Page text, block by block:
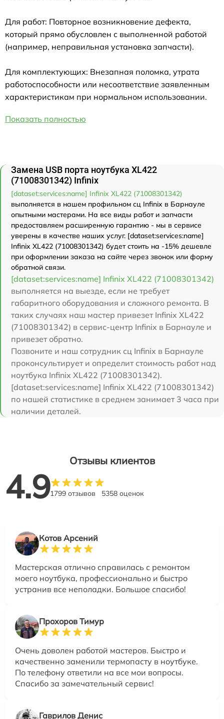
Для работ: Повторное возникновение дефекта,
который прямо обусловлен с выполненной работой
(например, неправильная установка запчасти).
Для комплектующих: Внезапная поломка, утрата
работоспособности или несоответствие заявленным
характеристикам при нормальном использовании.
Показать полностью
Замена USB порта ноутбука XL422
(71008301342) Infinix
[dataset:services:name] Infinix XL422 (71008301342)
выполняется в нашем профильном сц Infinix в Барнауле
опытными мастерами. На все виды работ и запчасти
предоставляем расширенную гарантию - мы в сервисе
уверены в качестве наших услуг. [dataset:services:name]
Infinix XL422 (71008301342) будет стоить на -15% дешевле
при оформлении заказа на сайте через звонок или форму
обратной связи.
[dataset:services:name] Infinix XL422 (71008301342)
выполняется на выезде, если не требует
габаритного оборудования и сложного ремонта. В
таких случаях наш мастер привезет Infinix XL422
(71008301342) в сервис-центр Infinix в Барнауле и
привезет обратно.
Позвоните и наш сотрудник сц Infinix в Барнауле
проконсультирует и определит стоимость работ над
ноутбука Infinix XL422 (71008301342).
[dataset:services:name] Infinix XL422 (71008301342)
по нашей статистике в среднем занимает 3 часа при
наличии деталей.
Отзывы клиентов
4.91799 отзывов 5358 оценок
Котов Арсений
Мастерская отлично справилась с ремонтом
моего ноутбука, профессионально и быстро
устранив все неполадки. Большое спасибо!
Прохоров Тимур
Очень доволен работой мастеров. Быстро и
качественно заменили термопасту в ноутбуке.
По телефону ответили на все мои вопросы.
Спасибо за замечательный сервис!
Гаврилов Денис